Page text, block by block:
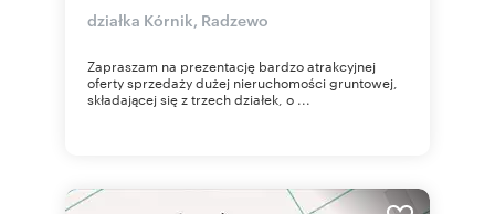
działka Kórnik, Radzewo
Zapraszam na prezentację bardzo atrakcyjnej
oferty sprzedaży dużej nieruchomości gruntowej,
składającej się z trzech działek, o ...